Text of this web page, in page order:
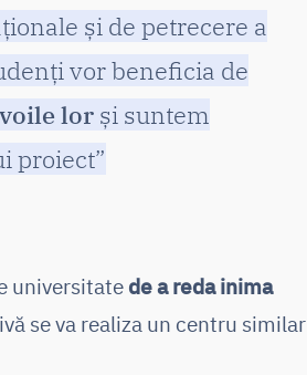
și de petrecere a
vor beneficia de
lor și suntem
proiect”
universitate de a reda inima
se va realiza un centru similar